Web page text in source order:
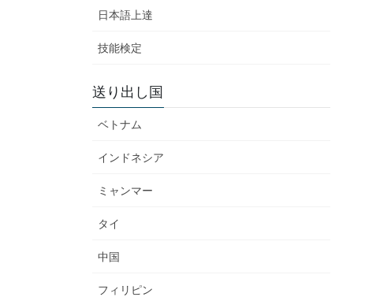
日本語上達
技能検定
送り出し国
ベトナム
インドネシア
ミャンマー
タイ
中国
フィリピン